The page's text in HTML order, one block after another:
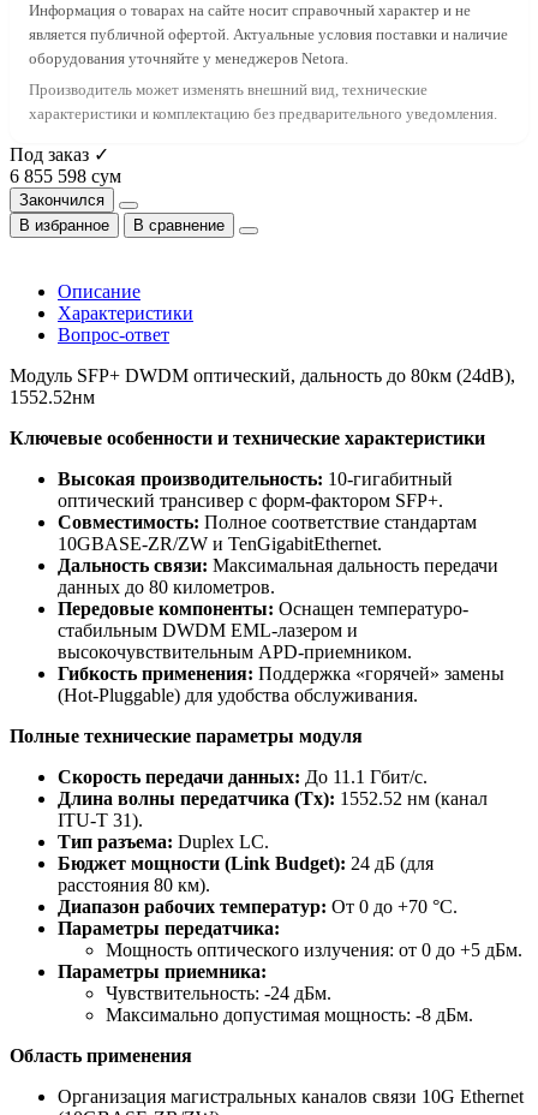
Информация о товарах на сайте носит справочный характер и не
является публичной офертой. Актуальные условия поставки и наличие
оборудования уточняйте у менеджеров Netora.
Производитель может изменять внешний вид, технические
характеристики и комплектацию без предварительного уведомления.
Под заказ ✓
6 855 598 сум
Закончился
В избранное
В сравнение
Описание
Характеристики
Вопрос-ответ
Модуль SFP+ DWDM оптический, дальность до 80км (24dB),
1552.52нм
Ключевые особенности и технические характеристики
Высокая производительность: 10-гигабитный
оптический трансивер с форм-фактором SFP+.
Совместимость: Полное соответствие стандартам
10GBASE-ZR/ZW и TenGigabitEthernet.
Дальность связи: Максимальная дальность передачи
данных до 80 километров.
Передовые компоненты: Оснащен температуро-
стабильным DWDM EML-лазером и
высокочувствительным APD-приемником.
Гибкость применения: Поддержка «горячей» замены
(Hot-Pluggable) для удобства обслуживания.
Полные технические параметры модуля
Скорость передачи данных: До 11.1 Гбит/с.
Длина волны передатчика (Tx): 1552.52 нм (канал
ITU-T 31).
Тип разъема: Duplex LC.
Бюджет мощности (Link Budget): 24 дБ (для
расстояния 80 км).
Диапазон рабочих температур: От 0 до +70 °C.
Параметры передатчика:
Мощность оптического излучения: от 0 до +5 дБм.
Параметры приемника:
Чувствительность: -24 дБм.
Максимально допустимая мощность: -8 дБм.
Область применения
Организация магистральных каналов связи 10G Ethernet